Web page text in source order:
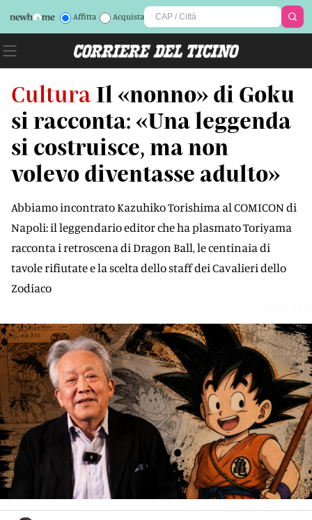
Affitta Acquista
Cultura Il «nonno» di Goku
si racconta: «Una leggenda
si costruisce, ma non
volevo diventasse adulto»
Abbiamo incontrato Kazuhiko Torishima al COMICON di
Napoli: il leggendario editor che ha plasmato Toriyama
racconta i retroscena di Dragon Ball, le centinaia di
tavole rifiutate e la scelta dello staff dei Cavalieri dello
Zodiaco